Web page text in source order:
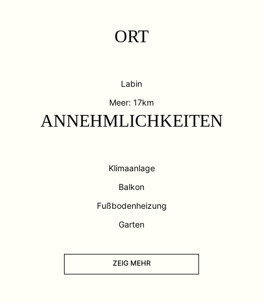
ORT
Labin
Meer: 17km
ANNEHMLICHKEITEN
Klimaanlage
Balkon
Fußbodenheizung
Garten
ZEIG MEHR